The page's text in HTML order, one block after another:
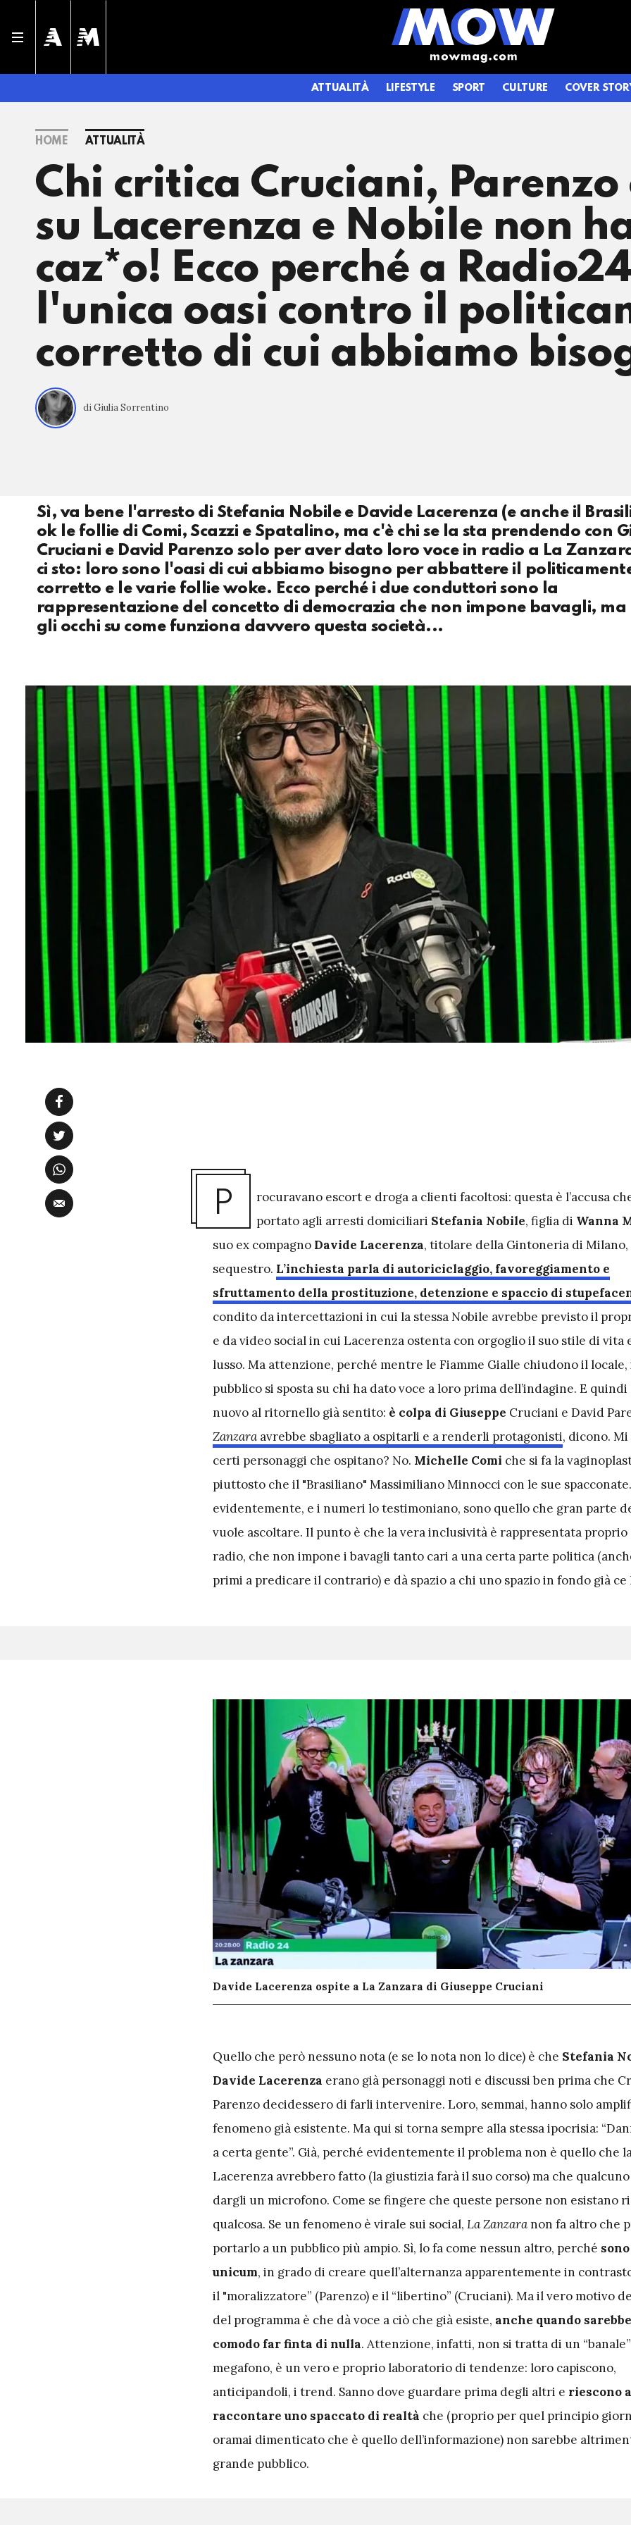
ATTUALITÀ LIFESTYLE SPORT CULTURE COVER
HOME ATTUALITÀ
Chi critica Cruciani, Parenzo
su Lacerenza e Nobile non
caz*o! Ecco perché a
l'unica oasi contro il
corretto di cui abbiamo
di Giulia Sorrentino
Sì, va bene l'arresto di Stefania Nobile e Davide Lacerenza (e anche il
ok le follie di Comi, Scazzi e Spatalino, ma c'è chi se la sta prendendo con
Cruciani e David Parenzo solo per aver dato loro voce in radio a La
ci sto: loro sono l'oasi di cui abbiamo bisogno per abbattere il
corretto e le varie follie woke. Ecco perché i due conduttori sono la
rappresentazione del concetto di democrazia che non impone bavagli, ma
gli occhi su come funziona davvero questa società...
P
rocuravano escort e droga a clienti facoltosi: questa è l’accusa
portato agli arresti domiciliari Stefania Nobile, figlia di Wanna
suo ex compagno Davide Lacerenza, titolare della Gintoneria di
sequestro. L’inchiesta parla di autoriciclaggio, favoreggiamento e
sfruttamento della prostituzione, detenzione e spaccio di
condito da intercettazioni in cui la stessa Nobile avrebbe previsto il
e da video social in cui Lacerenza ostenta con orgoglio il suo stile di vita
lusso. Ma attenzione, perché mentre le Fiamme Gialle chiudono il
pubblico si sposta su chi ha dato voce a loro prima dell’indagine. E
nuovo al ritornello già sentito: è colpa di Giuseppe Cruciani e David
Zanzara avrebbe sbagliato a ospitarli e a renderli protagonisti, dicono.
certi personaggi che ospitano? No. Michelle Comi che si fa la
piuttosto che il "Brasiliano" Massimiliano Minnocci con le sue
evidentemente, e i numeri lo testimoniano, sono quello che gran parte
vuole ascoltare. Il punto è che la vera inclusività è rappresentata proprio
radio, che non impone i bavagli tanto cari a una certa parte politica
primi a predicare il contrario) e dà spazio a chi uno spazio in fondo già ce
Davide Lacerenza ospite a La Zanzara di Giuseppe Cruciani
Quello che però nessuno nota (e se lo nota non lo dice) è che Stefania
Davide Lacerenza erano già personaggi noti e discussi ben prima che
Parenzo decidessero di farli intervenire. Loro, semmai, hanno solo
fenomeno già esistente. Ma qui si torna sempre alla stessa ipocrisia:
a certa gente”. Già, perché evidentemente il problema non è quello che
Lacerenza avrebbero fatto (la giustizia farà il suo corso) ma che
dargli un microfono. Come se fingere che queste persone non esistano
qualcosa. Se un fenomeno è virale sui social, La Zanzaranon fa altro che
portarlo a un pubblico più ampio. Sì, lo fa come nessun altro, perché
unicum, in grado di creare quell’alternanza apparentemente in
il "moralizzatore” (Parenzo) e il “libertino” (Cruciani). Ma il vero motivo
del programma è che dà voce a ciò che già esiste, anche quando
comodo far finta di nulla. Attenzione, infatti, non si tratta di un “banale”
megafono, è un vero e proprio laboratorio di tendenze: loro capiscono,
anticipandoli, i trend. Sanno dove guardare prima degli altri e riescono a
raccontare uno spaccato di realtà che (proprio per quel principio
oramai dimenticato che è quello dell’informazione) non sarebbe
grande pubblico.